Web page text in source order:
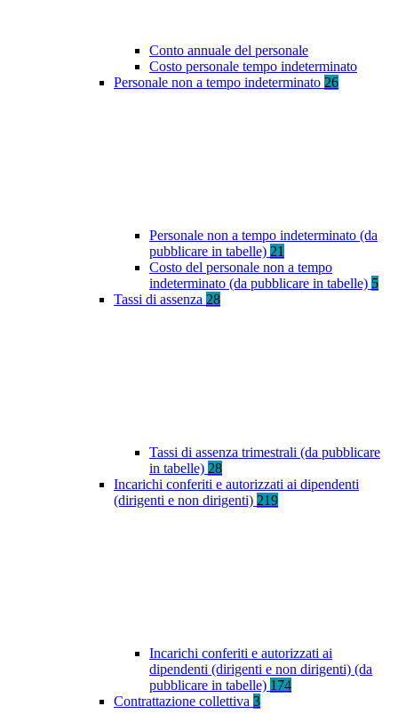
Conto annuale del personale
Costo personale tempo indeterminato
Personale non a tempo indeterminato 26
Personale non a tempo indeterminato (da
pubblicare in tabelle) 21
Costo del personale non a tempo
indeterminato (da pubblicare in tabelle) 5
Tassi di assenza 28
Tassi di assenza trimestrali (da pubblicare
in tabelle) 28
Incarichi conferiti e autorizzati ai dipendenti
(dirigenti e non dirigenti) 219
Incarichi conferiti e autorizzati ai
dipendenti (dirigenti e non dirigenti) (da
pubblicare in tabelle) 174
Contrattazione collettiva 3